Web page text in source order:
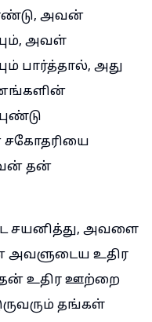
அவன்
அவள்
பார்த்தால், அது
தன்
சயனித்து, அவளை
அவளுடைய உதிர
உதிர ஊற்றை
தங்கள்